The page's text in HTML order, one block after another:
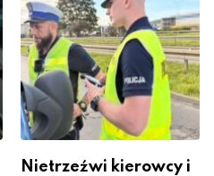
Nietrzeźwi kierowcy i